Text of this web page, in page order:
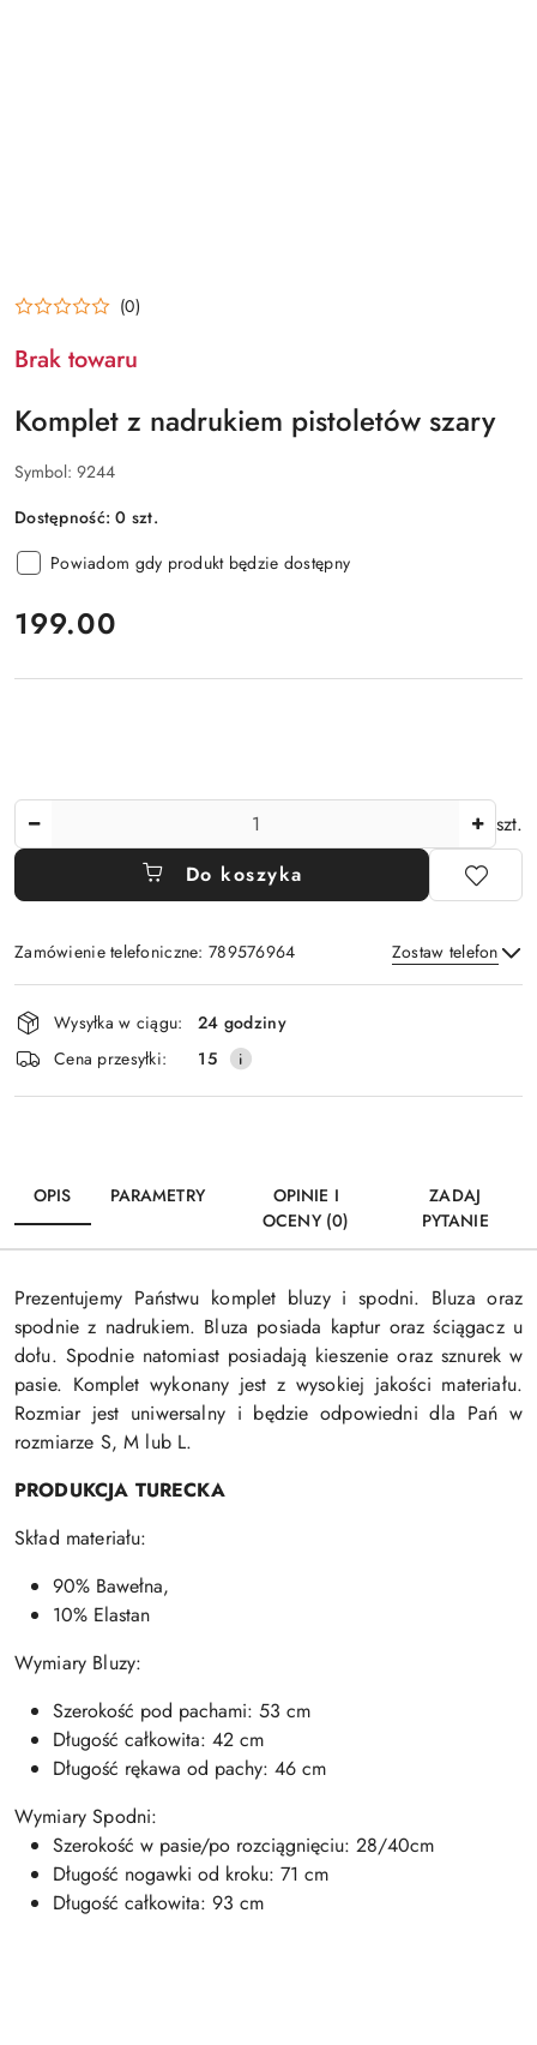
(0)
Brak towaru
Komplet z nadrukiem pistoletów szary
Symbol: 9244
Dostępność:0 szt.
Powiadom gdy produkt będzie dostępny
cena:
199.00
szt.
Do koszyka
Zamówienie telefoniczne: 789576964 Zostaw telefon
Wyślij
Dostępność
i
dostawa
Wysyłka w ciągu:
24 godziny
Cena przesyłki:
15
OPIS PARAMETRY
OPINIE I
OCENY (0)
ZADAJ
PYTANIE
Prezentujemy Państwu komplet bluzy i spodni. Bluza oraz
spodnie z nadrukiem. Bluza posiada kaptur oraz ściągacz u
dołu. Spodnie natomiast posiadają kieszenie oraz sznurek w
pasie. Komplet wykonany jest z wysokiej jakości materiału.
Rozmiar jest uniwersalny i będzie odpowiedni dla Pań w
rozmiarze S, M lub L.
PRODUKCJA TURECKA
Skład materiału:
90% Bawełna,
10% Elastan
Wymiary Bluzy:
Szerokość pod pachami: 53 cm
Długość całkowita: 42 cm
Długość rękawa od pachy: 46 cm
Wymiary Spodni:
Szerokość w pasie/po rozciągnięciu: 28/40cm
Długość nogawki od kroku: 71 cm
Długość całkowita: 93 cm